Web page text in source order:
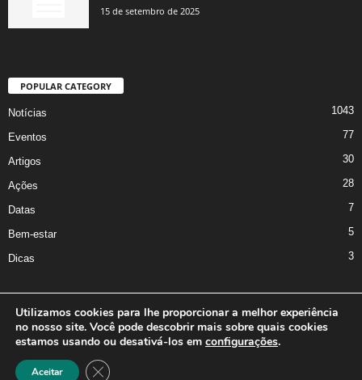
15 de setembro de 2025
POPULAR CATEGORY
Notícias 1043
Eventos 77
Artigos 30
Ações 28
Datas 7
Bem-estar 5
Dicas 3
A Iniciativa Marcus Nakagawa
Oficina da Comunicação
Utilizamos cookies para lhe proporcionar a melhor experiência
no nosso site. Você pode descobrir mais sobre quais cookies
estamos usando ou desativá-los em configurações.
Aceitar Close GDPR Cookie Banner